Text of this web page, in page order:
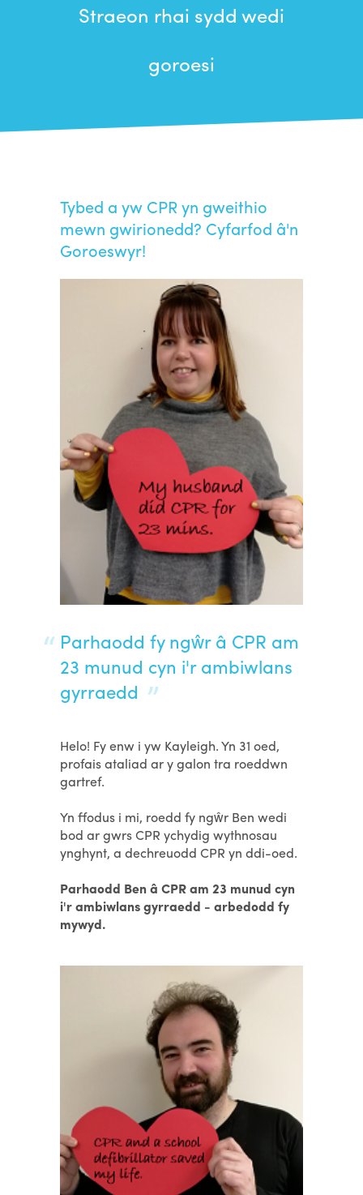
Straeon rhai sydd wedi
goroesi
Tybed a yw CPR yn gweithio
mewn gwirionedd? Cyfarfod â'n
Goroeswyr!
Parhaodd fy ngŵr â CPR am
23 munud cyn i'r ambiwlans
gyrraedd
Helo! Fy enw i yw Kayleigh. Yn 31 oed,
profais ataliad ar y galon tra roeddwn
gartref.
Yn ffodus i mi, roedd fy ngŵr Ben wedi
bod ar gwrs CPR ychydig wythnosau
ynghynt, a dechreuodd CPR yn ddi-oed.
Parhaodd Ben â CPR am 23 munud cyn
i'r ambiwlans gyrraedd - arbedodd fy
mywyd.